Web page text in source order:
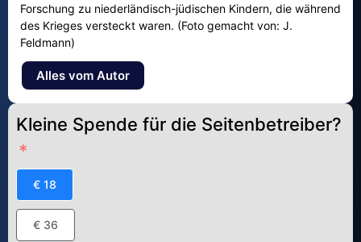
Forschung zu niederländisch-jüdischen Kindern, die während
des Krieges versteckt waren. (Foto gemacht von: J.
Feldmann)
Alles vom Autor
Kleine Spende für die Seitenbetreiber?
€ 18
€ 36